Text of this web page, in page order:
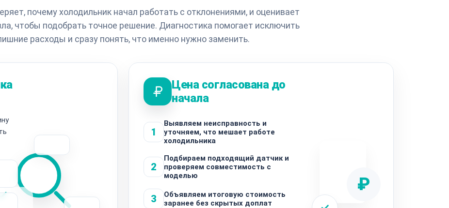
почему холодильник начал работать с отклонениями, и оценивает
чтобы подобрать точное решение. Диагностика помогает исключить
расходы и сразу понять, что именно нужно заменить.
Цена согласована до
начала
1
Выявляем неисправность и
уточняем, что мешает работе
холодильника
2
Подбираем подходящий датчик и
проверяем совместимость с
моделью
3
Объявляем итоговую стоимость
заранее без скрытых доплат
₽